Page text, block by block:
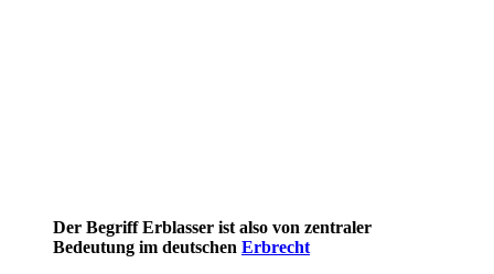
Der Begriff Erblasser ist also von zentraler
Bedeutung im deutschen Erbrecht